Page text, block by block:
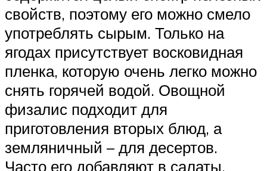
свойств, поэтому его можно смело
употреблять сырым. Только на
ягодах присутствует восковидная
пленка, которую очень легко можно
снять горячей водой. Овощной
физалис подходит для
приготовления вторых блюд, а
земляничный – для десертов.
Часто его добавляют в салаты,